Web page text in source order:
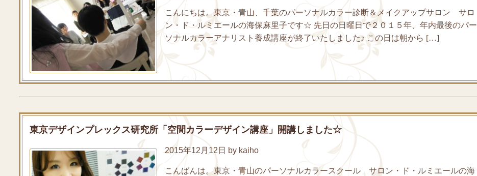
こんにちは。東京・青山、千葉のパーソナルカラー診断＆メイクアップサロン サロ
ン・ド・ルミエールの海保麻里子です☆ 先日の日曜日で２０１５年、年内最後のパー
ソナルカラーアナリスト養成講座が終了いたしました♪ この日は朝から […]
東京デザインプレックス研究所「空間カラーデザイン講座」開講しました☆
2015年12月12日 by kaiho
こんばんは。東京・青山のパーソナルカラースクール サロン・ド・ルミエールの海